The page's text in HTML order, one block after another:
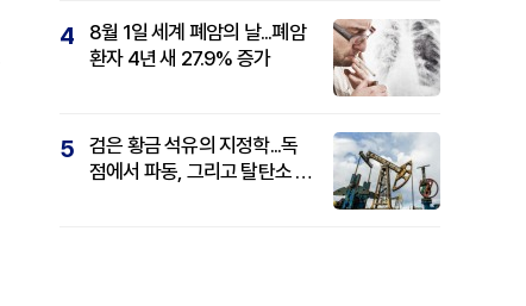
4
8월 1일 세계 폐암의 날...폐암
환자 4년 새 27.9% 증가
5
검은 황금 석유의 지정학...독
점에서 파동, 그리고 탈탄소 패